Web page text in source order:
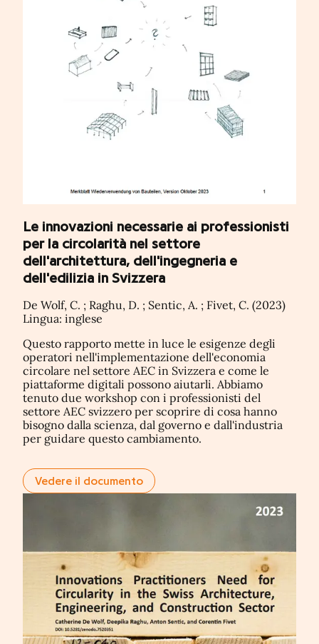
Le innovazioni necessarie ai professionisti
per la circolarità nel settore
dell'architettura, dell'ingegneria e
dell'edilizia in Svizzera
De Wolf, C. ; Raghu, D. ; Sentic, A. ; Fivet, C. (2023)
Lingua: inglese
Questo rapporto mette in luce le esigenze degli
operatori nell'implementazione dell'economia
circolare nel settore AEC in Svizzera e come le
piattaforme digitali possono aiutarli. Abbiamo
tenuto due workshop con i professionisti del
settore AEC svizzero per scoprire di cosa hanno
bisogno dalla scienza, dal governo e dall'industria
per guidare questo cambiamento.
Vedere il documento